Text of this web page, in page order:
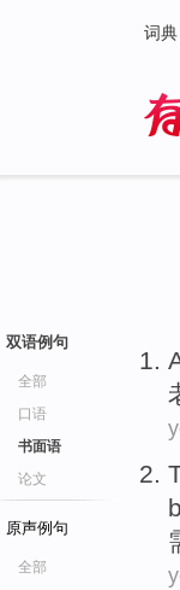
词典
双语例句
全部
口语
书面语
论文
原声例句
全部